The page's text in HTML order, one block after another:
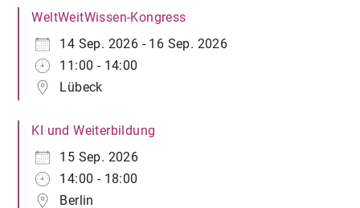
WeltWeitWissen-Kongress
14 Sep. 2026 - 16 Sep. 2026
11:00 - 14:00
Lübeck
KI und Weiterbildung
15 Sep. 2026
14:00 - 18:00
Berlin